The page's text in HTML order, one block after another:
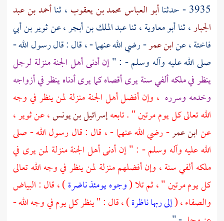
3935 - حدثنا
أبو العباس محمد بن يعقوب ، ثناأحمد بن عبد
الجبار، ثناأبو معاوية، ثناعبد الملك بن أبجر، عنثوير بن أبي
فاختة، عنابن عمر- رضي الله عنهما - ، قال : قال رسول الله -
صلى الله عليه وآله وسلم - : "إن أدنى أهل الجنة منزلة لرجل
ينظر في ملكه ألفي سنة يرى أقصاه كما يرى أدناه ينظر في أزواجه
وخدمه وسرره ، وإن أفضل أهل الجنة منزلة لمن ينظر في وجه
الله تعالى كل يوم مرتين " . تابعهإسرائيل بن يونس، عنثوير،
عنابن عمر- رضي الله عنهما - ، قال : قال رسول الله - صلى
الله عليه وآله وسلم - : " إن أدنى أهل الجنة منزلة لمن يرى في
ملكه ألفي سنة ، وإن أفضلهم منزلة لمن ينظر في وجه الله تعالى
كل يوم مرتين " ، ثم تلا (وجوه يومئذ ناضرة) ، قال : البياض
والصفاء ، (إلى ربها ناظرة) ، قال : " ينظر كل يوم في وجه الله -